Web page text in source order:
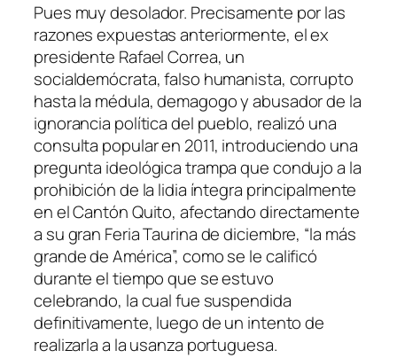
Pues muy desolador. Precisamente por las
razones expuestas anteriormente, el ex
presidente Rafael Correa, un
socialdemócrata, falso humanista, corrupto
hasta la médula, demagogo y abusador de la
ignorancia política del pueblo, realizó una
consulta popular en 2011, introduciendo una
pregunta ideológica trampa que condujo a la
prohibición de la lidia íntegra principalmente
en el Cantón Quito, afectando directamente
a su gran Feria Taurina de diciembre, “la más
grande de América”, como se le calificó
durante el tiempo que se estuvo
celebrando, la cual fue suspendida
definitivamente, luego de un intento de
realizarla a la usanza portuguesa.